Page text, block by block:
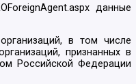
данные
в том числе
признанных в
Российской Федерации